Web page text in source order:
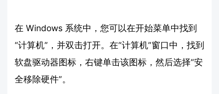
在 Windows 系统中，您可以在开始菜单中找到
“计算机”，并双击打开。在“计算机”窗口中，找到
软盘驱动器图标，右键单击该图标，然后选择“安
全移除硬件”。